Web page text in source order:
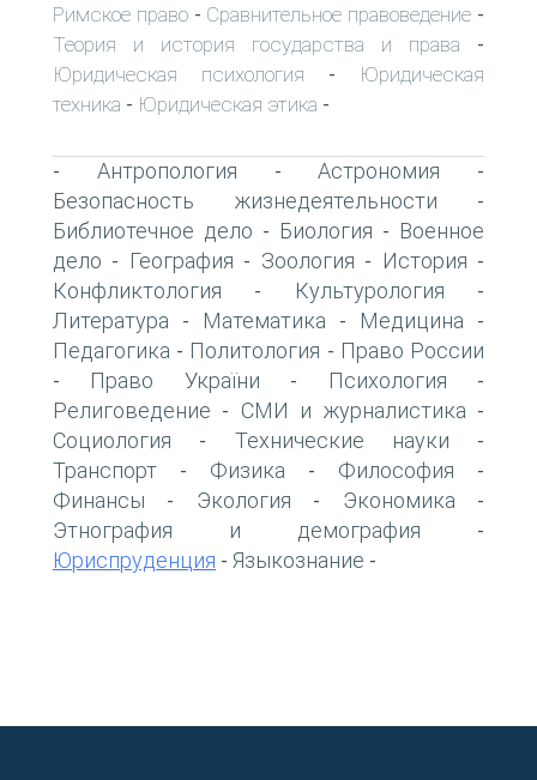
Римское право- Сравнительное правоведение -
Теория и история государства и права -
Юридическая психология -
Юридическая
техника - Юридическая этика -
- Антропология -Астрономия -
Безопасность жизнедеятельности -
Библиотечное дело - Биология - Военное
дело - География - Зоология - История -
Конфликтология - Культурология -
Литература - Математика - Медицина -
Педагогика - Политология - Право России
- Право України - Психология -
Религоведение - СМИ и журналистика -
Социология - Технические науки -
Транспорт - Физика - Философия -
Финансы - Экология - Экономика -
Этнография и демография -
Юриспруденция - Языкознание -